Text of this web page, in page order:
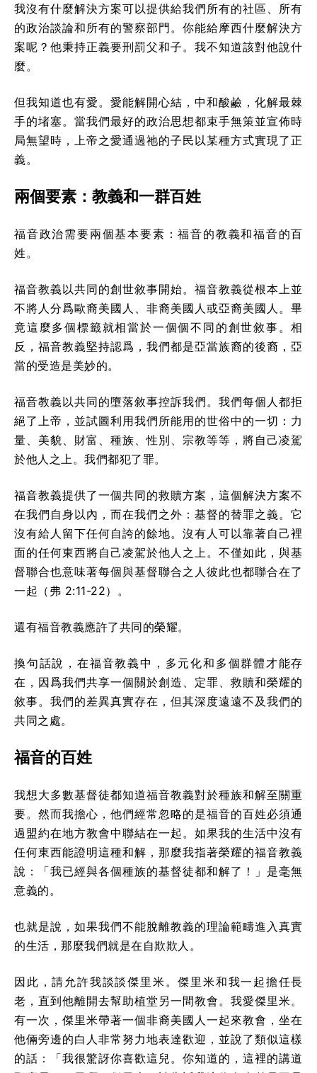
我沒有什麼解決方案可以提供給我們所有的社區、所有
的政治談論和所有的警察部門。你能給摩西什麼解決方
案呢？他秉持正義要刑罰父和子。我不知道該對他說什
麼。
但我知道也有愛。愛能解開心結，中和酸鹼，化解最棘
手的堵塞。當我們最好的政治思想都束手無策並宣佈時
局無望時，上帝之愛通過祂的子民以某種方式實現了正
義。
兩個要素：教義和一群百姓
福音政治需要兩個基本要素：福音的教義和福音的百
姓。
福音教義以共同的創世敘事開始。福音教義從根本上並
不將人分爲歐裔美國人、非裔美國人或亞裔美國人。畢
竟這麼多個標籤就相當於一個個不同的創世敘事。相
反，福音教義堅持認爲，我們都是亞當族裔的後裔，亞
當的受造是美妙的。
福音教義以共同的墮落敘事控訴我們。我們每個人都拒
絕了上帝，並試圖利用我們所能用的世俗中的一切：力
量、美貌、財富、種族、性別、宗教等等，將自己凌駕
於他人之上。我們都犯了罪。
福音教義提供了一個共同的救贖方案，這個解決方案不
在我們自身以內，而在我們之外：基督的替罪之義。它
沒有給人留下任何自誇的餘地。沒有人可以靠著自己裡
面的任何東西將自己凌駕於他人之上。不僅如此，與基
督聯合也意味著每個與基督聯合之人彼此也都聯合在了
一起（弗 2:11-22）。
還有福音教義應許了共同的榮耀。
換句話說，在福音教義中，多元化和多個群體才能存
在，因爲我們共享一個關於創造、定罪、救贖和榮耀的
敘事。我們的差異真實存在，但其深度遠遠不及我們的
共同之處。
福音的百姓
我想大多數基督徒都知道福音教義對於種族和解至關重
要。然而我擔心，他們經常忽略的是福音的百姓必須通
過盟約在地方教會中聯結在一起。如果我的生活中沒有
任何東西能證明這種和解，那麼我指著榮耀的福音教義
說：「我已經與各個種族的基督徒都和解了！」是毫無
意義的。
也就是說，如果我們不能脫離教義的理論範疇進入真實
的生活，那麼我們就是在自欺欺人。
因此，請允許我談談傑里米。傑里米和我一起擔任長
老，直到他離開去幫助植堂另一間教會。我愛傑里米。
有一次，傑里米帶著一個非裔美國人一起來教會，坐在
他倆旁邊的白人非常努力地表達歡迎，並說了類似這樣
的話：「我很驚訝你喜歡這兒。你知道的，這裡的講道